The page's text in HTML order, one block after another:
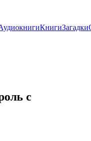
КнигиЗагадки
с